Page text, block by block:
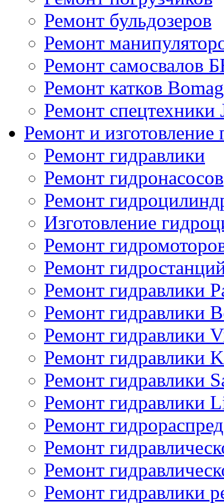
Ремонт бульдозеров
Ремонт
Ремонт самосвалов
Ремонт катков Bomag
Ремонт спецтехники
Ремонт и изготовление
Ремонт гидравлики
Ремонт гидронасосов
Ремонт
Изготовление
Ремонт
Ремонт
Ремонт гидравлики
Ремонт гидравлики
Ремонт гидравлики
Ремонт гидравлики
Ремонт гидравлики
Ремонт гидравлики
Ремонт
Ремонт
Ремонт
Ремонт гидравлики